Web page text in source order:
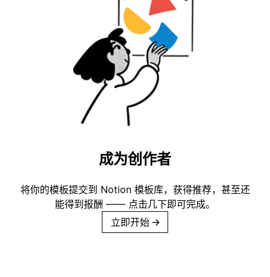
成为创作者
将你的模板提交到 Notion 模板库，获得推荐，甚至还
能得到报酬 —— 点击几下即可完成。
立即开始 →